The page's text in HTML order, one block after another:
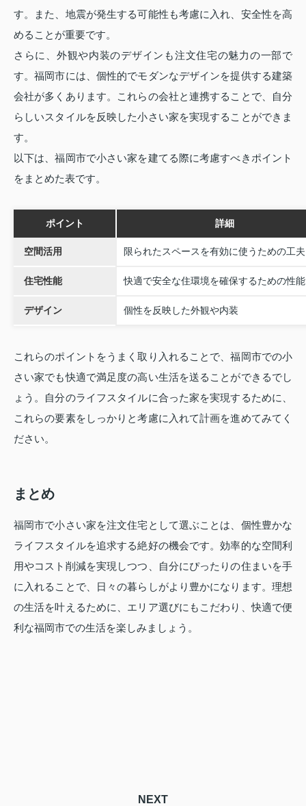
す。また、地震が発生する可能性も考慮に入れ、安全性を高
めることが重要です。
さらに、外観や内装のデザインも注文住宅の魅力の一部で
す。福岡市には、個性的でモダンなデザインを提供する建築
会社が多くあります。これらの会社と連携することで、自分
らしいスタイルを反映した小さい家を実現することができま
す。
以下は、福岡市で小さい家を建てる際に考慮すべきポイント
をまとめた表です。
ポイント 詳細
空間活用 限られたスペースを有効に使うための工夫
住宅性能 快適で安全な住環境を確保するための性能
デザイン 個性を反映した外観や内装
これらのポイントをうまく取り入れることで、福岡市での小
さい家でも快適で満足度の高い生活を送ることができるでし
ょう。自分のライフスタイルに合った家を実現するために、
これらの要素をしっかりと考慮に入れて計画を進めてみてく
ださい。
まとめ
福岡市で小さい家を注文住宅として選ぶことは、個性豊かな
ライフスタイルを追求する絶好の機会です。効率的な空間利
用やコスト削減を実現しつつ、自分にぴったりの住まいを手
に入れることで、日々の暮らしがより豊かになります。理想
の生活を叶えるために、エリア選びにもこだわり、快適で便
利な福岡市での生活を楽しみましょう。
NEXT